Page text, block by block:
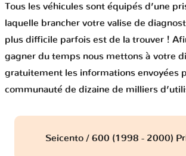
Tous les véhicules sont équipés d’une
laquelle brancher votre valise de
plus difficile parfois est de la trouver !
gagner du temps nous mettons à votre
gratuitement les informations envoyées
communauté de dizaine de milliers
Seicento / 600 (1998 - 2000)